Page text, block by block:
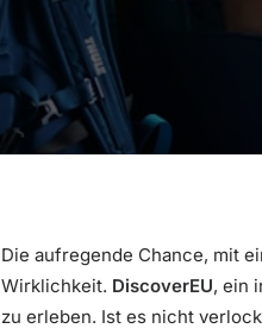
Die aufregende Chance, mit
Wirklichkeit. DiscoverEU, ein
zu erleben. Ist es nicht